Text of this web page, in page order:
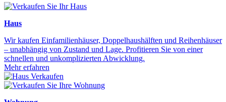
Haus
Wir kaufen Einfamilienhäuser, Doppelhaushälften und Reihenhäuser
– unabhängig von Zustand und Lage. Profitieren Sie von einer
schnellen und unkomplizierten Abwicklung.
Mehr erfahren